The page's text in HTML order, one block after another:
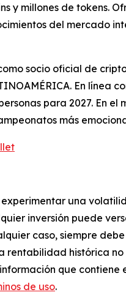
y millones de tokens.
del mercado
socio oficial de
En línea
para 2027. En el
más
una
inversión puede
caso, siempre
rentabilidad histórica
que contiene
de uso.